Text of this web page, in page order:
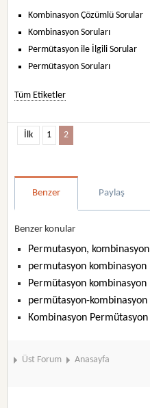
Kombinasyon Çözümlü Sorular
Kombinasyon Soruları
Permütasyon ile İlgili Sorular
Permütasyon Soruları
Tüm Etiketler
İlk 1 2
Benzer Paylaş
Benzer konular
Permutasyon, kombinasyon
permutasyon kombinasyon
Permütasyon kombinasyon
permütasyon-kombinasyon
Kombinasyon Permütasyon
Üst Forum Anasayfa